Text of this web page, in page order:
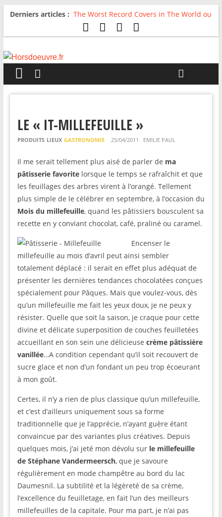
Derniers articles : The Worst Record Covers in The World ou
Comment rire du pire
Avril 2026 : C’est dans les vieux pots
For The First Time, Again : Tyler Ballgame
LE « IT-MILLEFEUILLE »
PRODUITS LIEUX GASTRONOMIE 25/04/2011 EMILIE PAUL
Il me serait tellement plus aisé de parler de ma
pâtisserie favoritelorsque le temps se rafraîchit et que
les feuillages des arbres virent à l’orangé. Tellement
plus simple de le célébrer en septembre, à l’occasion du
Mois du millefeuille, quand les pâtissiers bousculent sa
recette en y conviant chocolat, café, praliné ou caramel.
Encenser le
millefeuille au mois d’avril peut ainsi sembler
totalement déplacé : il serait en effet plus adéquat de
présenter les dernières tendances chocolatées conçues
spécialement pour Pâques. Mais que voulez-vous, dès
qu’un millefeuille me fait les yeux doux, je ne peux y
résister. Quelle que soit la saison, je craque pour cette
divine et délicate superposition de couches feuilletées
accueillant en son sein une délicieuse crème pâtissière
vanillée…A condition cependant qu’il soit recouvert de
sucre glace et non d’un fondant un peu trop écoeurant
à mon goût.
Certes, il n’y a rien de plus classique qu’un millefeuille,
et c’est d’ailleurs uniquement sous sa forme
traditionnelle que je l’apprécie, n’ayant guère étant
convaincue par des variantes plus créatives. Depuis
quelques mois, j’ai jeté mon dévolu sur le millefeuille
de Stéphane Vandermeersch, que je savoure
régulièrement en mode champêtre au bord du lac
Daumesnil. La subtilité et la légèreté de sa crème,
l’excellence du feuilletage, en fait l’un des meilleurs
millefeuilles de la capitale. Pour ma part, je n’ai pas